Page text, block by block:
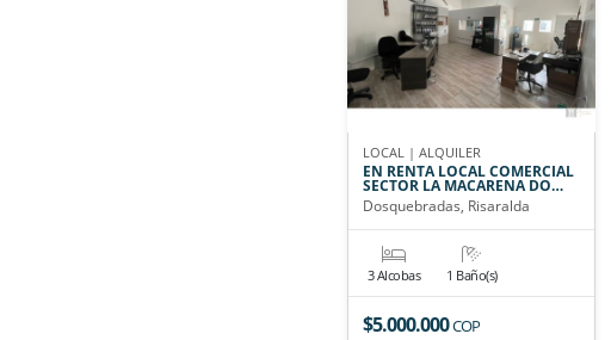
LOCAL | ALQUILER
EN RENTA LOCAL COMERCIAL
SECTOR LA MACARENA DO…
Dosquebradas, Risaralda
3 Alcobas 1 Baño(s)
$5.000.000COP